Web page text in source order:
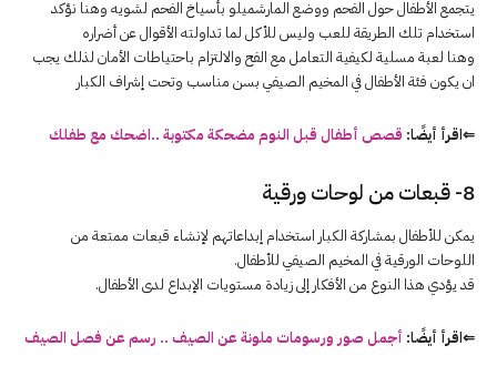
يتجمع الأطفال حول الفحم ووضع المارشميلو بأسياخ الفحم لشويه وهنا نؤكد
استخدام تلك الطريقة للعب وليس للأكل لما تداولته الأقوال عن أضراره
وهنا لعبة مسلية لكيفية التعامل مع الفح والالتزام باحتياطات الأمان لذلك يجب
ان يكون فئة الأطفال في المخيم الصيفي بسن مناسب وتحت إشراف الكبار
⇐اقرأ أيضًا: قصص أطفال قبل النوم مضحكة مكتوبة ..اضحك مع طفلك
8- قبعات من لوحات ورقية
يمكن للأطفال بمشاركة الكبار استخدام إبداعاتهم لإنشاء قبعات ممتعة من
اللوحات الورقية في المخيم الصيفي للأطفال.
قد يؤدي هذا النوع من الأفكار إلى زيادة مستويات الإبداع لدى الأطفال.
⇐اقرأ أيضًا: أجمل صور ورسومات ملونة عن الصيف .. رسم عن فصل الصيف